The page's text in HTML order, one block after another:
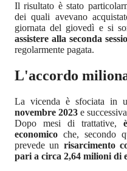
Il risultato è stato
dei quali avevano
giornata del giovedì e si
assistere alla seconda
regolarmente pagata.
L'accordo
La vicenda è sfociata in
novembre 2023e
Dopo mesi di trattative,
economico che, secondo
prevede un risarcimento
pari a circa 2,64 milioni di